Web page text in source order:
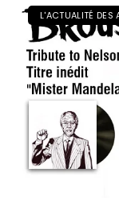
L'ACTUALITÉ DES